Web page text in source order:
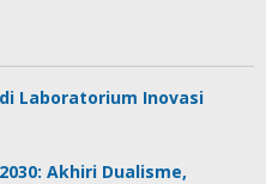
Laboratorium Inovasi
Akhiri Dualisme,